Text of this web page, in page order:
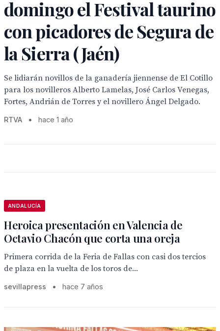
domingo el Festival taurino
con picadores de Segura de
la Sierra (Jaén)
Se lidiarán novillos de la ganadería jiennense de El Cotillo
para los novilleros Alberto Lamelas, José Carlos Venegas,
Fortes, Andrián de Torres y el novillero Ángel Delgado.
RTVA • hace 1 año
ANDALUCÍA
Heroica presentación en Valencia de
Octavio Chacón que corta una oreja
Primera corrida de la Feria de Fallas con casi dos tercios
de plaza en la vuelta de los toros de...
sevillapress • hace 7 años